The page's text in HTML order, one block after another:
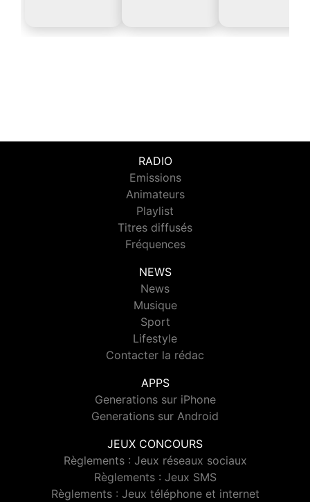
RADIO
Emissions
Animateurs
Playlist
Titres diffusés
Fréquences
NEWS
News
Musique
Sport
Lifestyle
Contacter la rédac
APPS
Generations sur iPhone
Generations sur Android
JEUX CONCOURS
Règlements : Jeux réseaux sociaux
Règlements : Jeux SMS
Règlements : Jeux téléphone et internet